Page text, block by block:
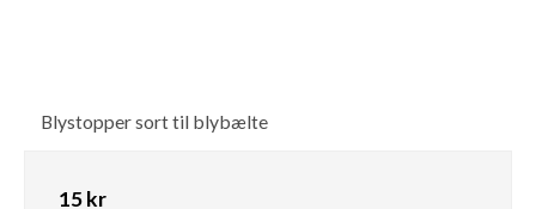
Blystopper sort til blybælte
15 kr